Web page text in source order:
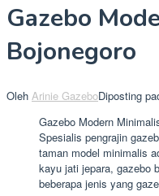
Gazebo
Bojonegoro
Oleh Arinie GazeboDiposting
Gazebo Modern
Spesialis pengrajin
taman model minimalis
kayu jati jepara, gazebo
beberapa jenis yang